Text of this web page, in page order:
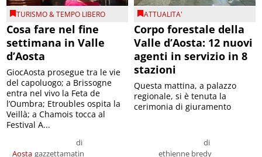
TURISMO & TEMPO LIBERO
Cosa fare nel fine
settimana in Valle
d’Aosta
Aosta
di
gazzettamatin
GiocAosta prosegue tra le vie
del capoluogo; a Brissogne
entra nel vivo la Feta de
l’Oumbra; Etroubles ospita la
Veillà; a Chamois tocca al
Festival A...
ATTUALITA'
Corpo forestale della
Valle d’Aosta: 12 nuovi
agenti in servizio in 8
stazioni
di
ethienne bredy
Questa mattina, a palazzo
regionale, si è tenuta la
cerimonia di giuramento